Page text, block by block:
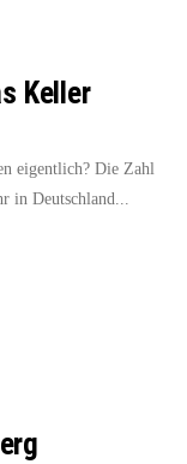
Keller
eigentlich? Die Zahl
in Deutschland...